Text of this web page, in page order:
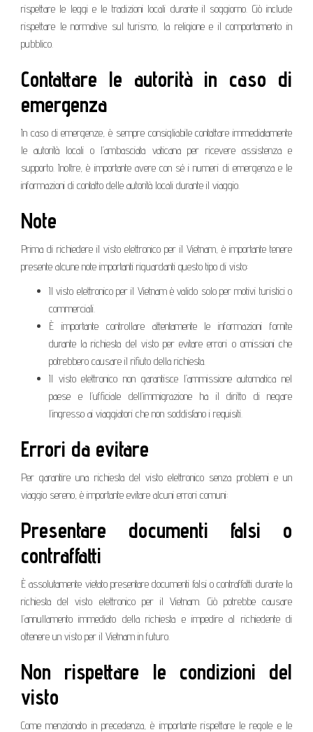
rispettare le leggi e le tradizioni locali durante il soggiorno. Ciò include
rispettare le normative sul turismo, la religione e il comportamento in
pubblico.
Contattare le autorità in caso di
emergenza
In caso di emergenze, è sempre consigliabile contattare immediatamente
le autorità locali o l’ambasciata vaticana per ricevere assistenza e
supporto. Inoltre, è importante avere con sé i numeri di emergenza e le
informazioni di contatto delle autorità locali durante il viaggio.
Note
Prima di richiedere il visto elettronico per il Vietnam, è importante tenere
presente alcune note importanti riguardanti questo tipo di visto:
Il visto elettronico per il Vietnam è valido solo per motivi turistici o
commerciali.
È importante controllare attentamente le informazioni fornite
durante la richiesta del visto per evitare errori o omissioni che
potrebbero causare il rifiuto della richiesta.
Il visto elettronico non garantisce l’ammissione automatica nel
paese e l’ufficiale dell’immigrazione ha il diritto di negare
l’ingresso ai viaggiatori che non soddisfano i requisiti.
Errori da evitare
Per garantire una richiesta del visto elettronico senza problemi e un
viaggio sereno, è importante evitare alcuni errori comuni:
Presentare documenti falsi o
contraffatti
È assolutamente vietato presentare documenti falsi o contraffatti durante la
richiesta del visto elettronico per il Vietnam. Ciò potrebbe causare
l’annullamento immediato della richiesta e impedire al richiedente di
ottenere un visto per il Vietnam in futuro.
Non rispettare le condizioni del
visto
Come menzionato in precedenza, è importante rispettare le regole e le